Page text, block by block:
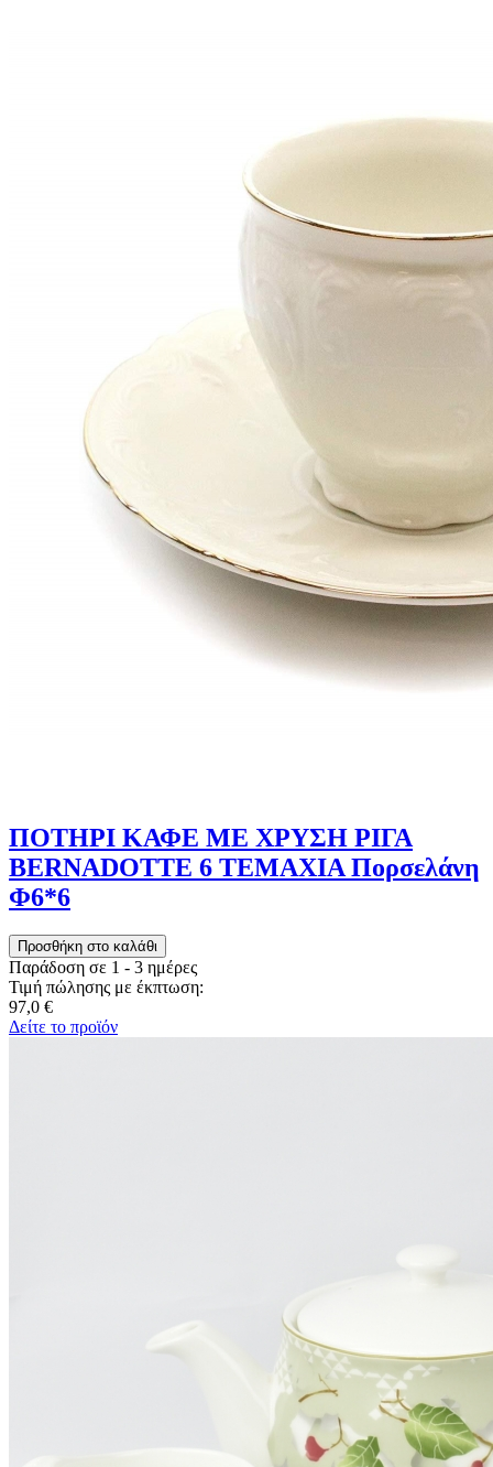
ΠΟΤΗΡΙ ΚΑΦΕ ΜΕ ΧΡΥΣΗ ΡΙΓΑ
BERNADOTΤΕ 6 ΤΕΜΑΧΙΑ Πορσελάνη
Φ6*6
Παράδοση σε 1 - 3 ημέρες
Τιμή πώλησης με έκπτωση:
97,0 €
Δείτε το προϊόν